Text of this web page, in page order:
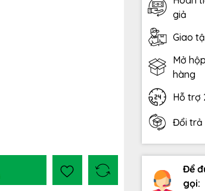
giả
Giao
Mở
hàng
Hỗ trợ
Đổi trả
Để
gọi: